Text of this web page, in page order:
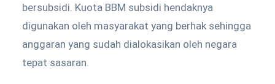
bersubsidi. Kuota BBM subsidi hendaknya
digunakan oleh masyarakat yang berhak sehingga
anggaran yang sudah dialokasikan oleh negara
tepat sasaran.